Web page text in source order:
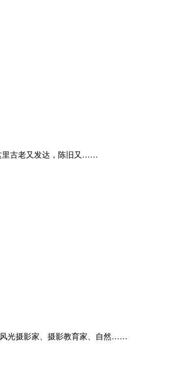
里古老又发达，陈旧又……
风光摄影家、摄影教育家、自然……